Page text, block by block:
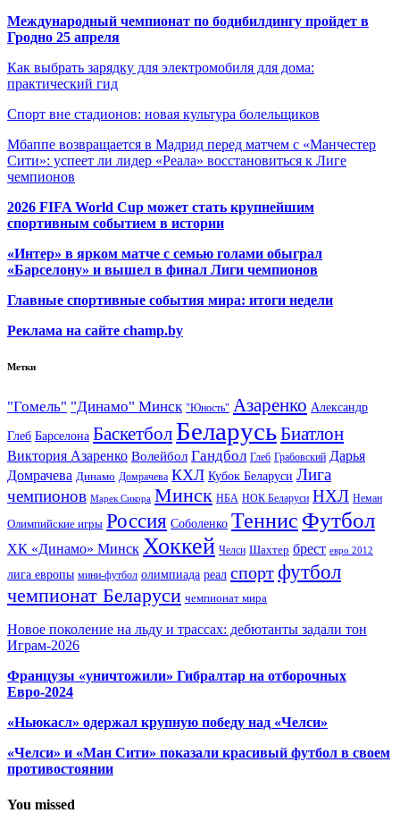
Международный чемпионат по бодибилдингу пройдет в
Гродно 25 апреля
Как выбрать зарядку для электромобиля для дома:
практический гид
Спорт вне стадионов: новая культура болельщиков
Мбаппе возвращается в Мадрид перед матчем с «Манчестер
Сити»: успеет ли лидер «Реала» восстановиться к Лиге
чемпионов
2026 FIFA World Cup может стать крупнейшим
спортивным событием в истории
«Интер» в ярком матче с семью голами обыграл
«Барселону» и вышел в финал Лиги чемпионов
Главные спортивные события мира: итоги недели
Реклама на сайте champ.by
Метки
"Гомель" "Динамо" Минск "Юность" Азаренко Александр
Глеб Барселона Баскетбол БеларусьБиатлон
Виктория Азаренко Волейбол Гандбол Глеб Грабовский Дарья
Домрачева Динамо Домрачева КХЛ Кубок Беларуси Лига
чемпионов Марек Сикора Минск НБА НОК Беларуси НХЛ Неман
Олимпийские игры Россия Соболенко Теннис Футбол
ХК «Динамо» Минск Хоккей Челси Шахтер брест евро 2012
лига европы мини-футбол олимпиада реал спортфутбол
чемпионат Беларуси чемпионат мира
Новое поколение на льду и трассах: дебютанты задали тон
Играм-2026
Французы «уничтожили» Гибралтар на отборочных
Евро-2024
«Ньюкасл» одержал крупную победу над «Челси»
«Челси» и «Ман Сити» показали красивый футбол в своем
противостоянии
You missed